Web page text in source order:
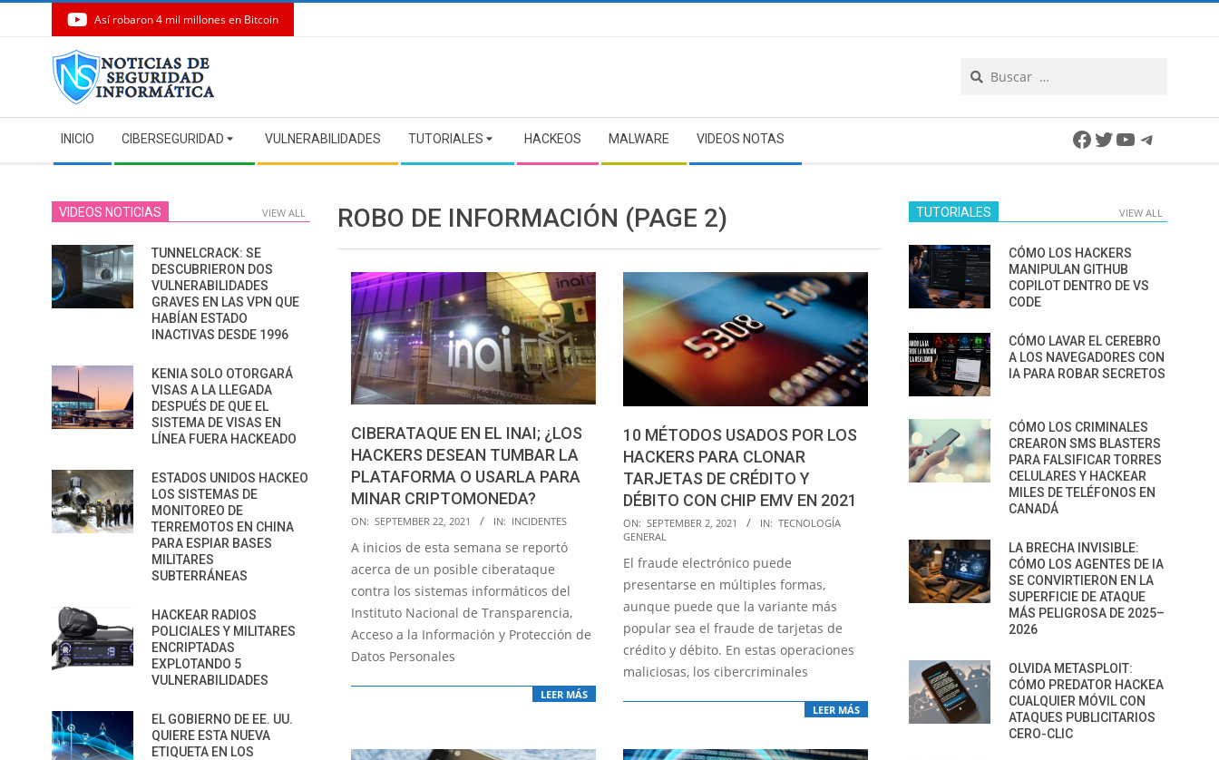
Así robaron 4 mil millones en Bitcoin
Navigation
Menu
INICIO CIBERSEGURIDAD VULNERABILIDADES TUTORIALES HACKEOS MALWARE VIDEOS NOTAS Facebook
Twitter
YouTube
ROBO DE INFORMACIÓN (PAGE 2)
CIBERATAQUE EN EL INAI; ¿LOS
HACKERS DESEAN TUMBAR LA
PLATAFORMA O USARLA PARA
MINAR CRIPTOMONEDA?
2021-
09-
22
ON: SEPTEMBER 22, 2021 IN: INCIDENTES
A inicios de esta semana se reportó
acerca de un posible ciberataque
contra los sistemas informáticos del
Instituto Nacional de Transparencia,
Acceso a la Información y Protección de
Datos Personales
LEER MÁS
10 MÉTODOS USADOS POR LOS
HACKERS PARA CLONAR
TARJETAS DE CRÉDITO Y
DÉBITO CON CHIP EMV EN 2021
2021-
09-
02
ON: SEPTEMBER 2, 2021 IN: TECNOLOGÍA
GENERAL
El fraude electrónico puede
presentarse en múltiples formas,
aunque puede que la variante más
popular sea el fraude de tarjetas de
crédito y débito. En estas operaciones
maliciosas, los cibercriminales
LEER MÁS
VIDEOS NOTICIAS VIEW ALL
TUNNELCRACK: SE
DESCUBRIERON DOS
VULNERABILIDADES
GRAVES EN LAS VPN QUE
HABÍAN ESTADO
INACTIVAS DESDE 1996
KENIA SOLO OTORGARÁ
VISAS A LA LLEGADA
DESPUÉS DE QUE EL
SISTEMA DE VISAS EN
LÍNEA FUERA HACKEADO
ESTADOS UNIDOS HACKEO
LOS SISTEMAS DE
MONITOREO DE
TERREMOTOS EN CHINA
PARA ESPIAR BASES
MILITARES
SUBTERRÁNEAS
HACKEAR RADIOS
POLICIALES Y MILITARES
ENCRIPTADAS
EXPLOTANDO 5
VULNERABILIDADES
EL GOBIERNO DE EE. UU.
QUIERE ESTA NUEVA
ETIQUETA EN LOS
TUTORIALES VIEW ALL
CÓMO LOS HACKERS
MANIPULAN GITHUB
COPILOT DENTRO DE VS
CODE
CÓMO LAVAR EL CEREBRO
A LOS NAVEGADORES CON
IA PARA ROBAR SECRETOS
CÓMO LOS CRIMINALES
CREARON SMS BLASTERS
PARA FALSIFICAR TORRES
CELULARES Y HACKEAR
MILES DE TELÉFONOS EN
CANADÁ
LA BRECHA INVISIBLE:
CÓMO LOS AGENTES DE IA
SE CONVIRTIERON EN LA
SUPERFICIE DE ATAQUE
MÁS PELIGROSA DE 2025–
2026
OLVIDA METASPLOIT:
CÓMO PREDATOR HACKEA
CUALQUIER MÓVIL CON
ATAQUES PUBLICITARIOS
CERO-CLIC